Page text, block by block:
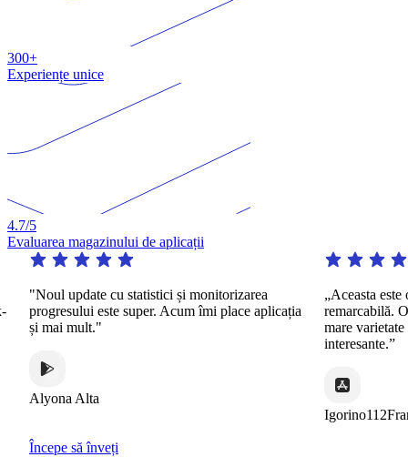
300+
Experiențe unice
4.7/5
Evaluarea magazinului de aplicații
"Noul update cu statistici și monitorizarea
progresului este super. Acum îmi place aplicația
și mai mult."
Alyona Alta
„Aceasta este o
remarcabilă. Oferă
mare varietate de
interesante.”
Igorino112France
Începe să înveți